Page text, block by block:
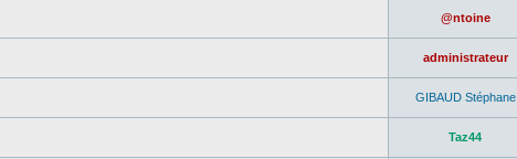
@ntoine
administrateur
GIBAUD Stéphane
Taz44